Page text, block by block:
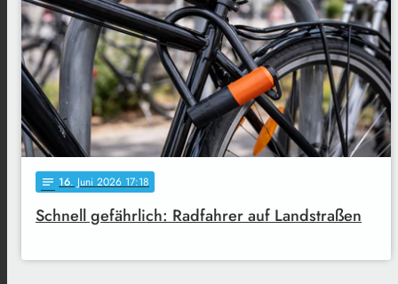
notes 16. Juni 2026 17:18
Schnell gefährlich: Radfahrer auf Landstraßen